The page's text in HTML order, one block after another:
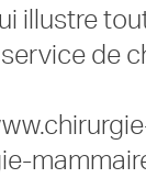
illustre
de